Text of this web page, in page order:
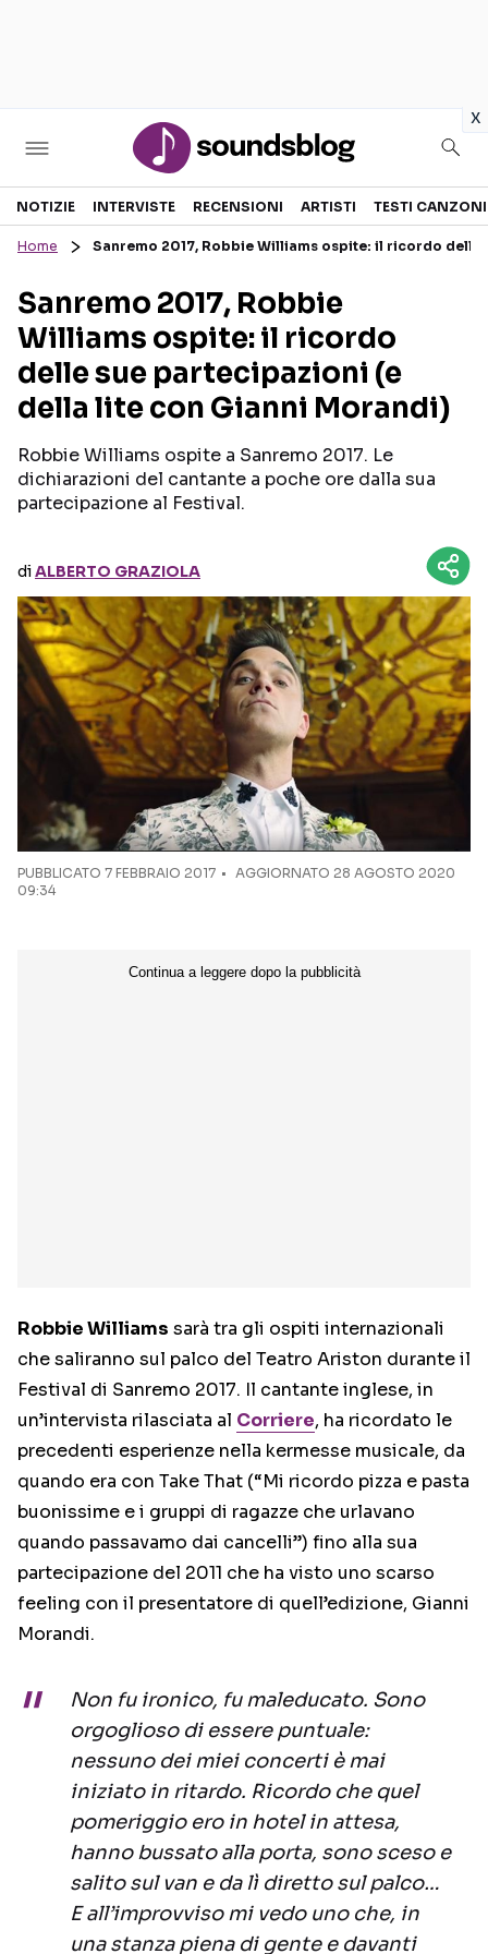
x
Sezioni
RECENSIONI MUSICALI
INTERVISTE
GOSSIP E CURIOSITÀ
TESTI CANZONI
TOUR ED EVENTI
TALENT SHOW
NOTIZIE INTERVISTE RECENSIONI ARTISTI TESTI CANZONI
Home Sanremo 2017, Robbie Williams ospite: il ricordo
Sanremo 2017, Robbie
Williams ospite: il ricordo
delle sue partecipazioni (e
della lite con Gianni Morandi)
Robbie Williams ospite a Sanremo 2017. Le
dichiarazioni del cantante a poche ore dalla sua
partecipazione al Festival.
diALBERTO GRAZIOLA
PUBBLICATO 7 FEBBRAIO 2017
AGGIORNATO 28 AGOSTO 2020
09:34
Robbie Williams sarà tra gli ospiti internazionali
che saliranno sul palco del Teatro Ariston durante il
Festival di Sanremo 2017. Il cantante inglese, in
un’intervista rilasciata al Corriere, ha ricordato le
precedenti esperienze nella kermesse musicale, da
quando era con Take That (“Mi ricordo pizza e pasta
buonissime e i gruppi di ragazze che urlavano
quando passavamo dai cancelli”) fino alla sua
partecipazione del 2011 che ha visto uno scarso
feeling con il presentatore di quell’edizione, Gianni
Morandi.
Non fu ironico, fu maleducato. Sono
orgoglioso di essere puntuale:
nessuno dei miei concerti è mai
iniziato in ritardo. Ricordo che quel
pomeriggio ero in hotel in attesa,
hanno bussato alla porta, sono sceso e
salito sul van e da lì diretto sul palco…
E all’improvviso mi vedo uno che, in
una stanza piena di gente e davanti